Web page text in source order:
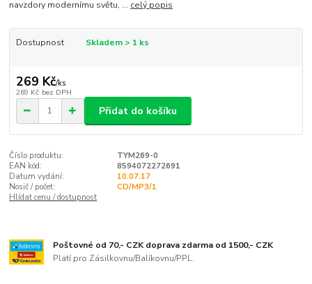
navzdory modernímu světu, ... celý popis
Dostupnost Skladem > 1 ks
269 Kč/ks
269 Kč bez DPH
Přidat do košíku
Číslo produktu:
TYM269-0
EAN kód:
8594072272691
Datum vydání:
10.07.17
Nosič / počet:
CD/MP3/1
Hlídat cenu / dostupnost
Poštovné od 70,- CZK doprava zdarma od 1500,- CZK
Platí pro Zásilkovnu/Balíkovnu/PPL.